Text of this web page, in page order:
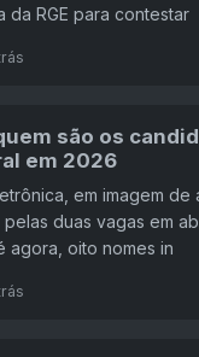
da RGE para contestar
são os
em 2026
em imagem
pelas duas vagas em
agora, oito nomes in